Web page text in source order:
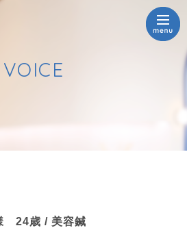
VOICE
24歳 / 美容鍼